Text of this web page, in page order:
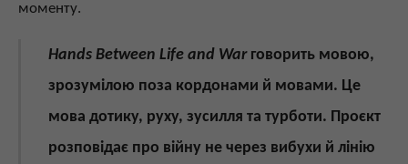
моменту.
Hands Between Life and Warговорить мовою,
зрозумілою поза кордонами й мовами. Це
мова дотику, руху, зусилля та турботи. Проєкт
розповідає про війну не через вибухи й лінію